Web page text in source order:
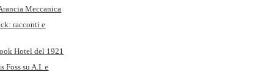
Meccanica
racconti e
Hotel del 1921
Foss su A.I. e